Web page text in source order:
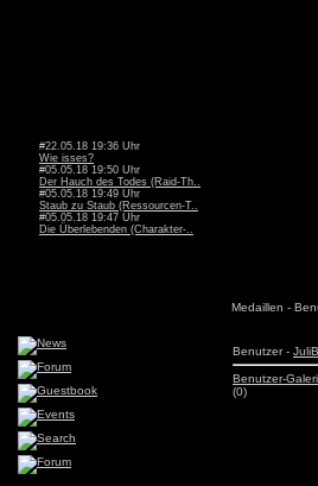
#22.05.18 19:36 Uhr
Wie isses?
#05.05.18 19:50 Uhr
Der Hauch des Todes (Raid-Th..
#05.05.18 19:49 Uhr
Staub zu Staub (Ressourcen-T..
#05.05.18 19:47 Uhr
Die Überlebenden (Charakter-..
Medaillen -
Benutzer - JuliB
Benutzer-
(0)